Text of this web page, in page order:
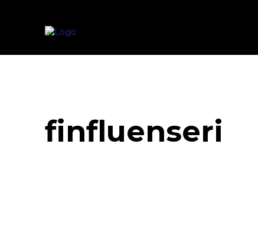
finfluenseri